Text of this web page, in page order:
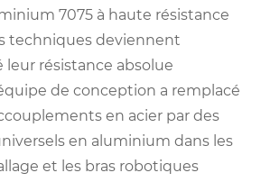
7075 à haute résistance
techniques deviennent
résistance absolue
de conception a remplacé
en acier par des
en aluminium dans les
et les bras robotiques